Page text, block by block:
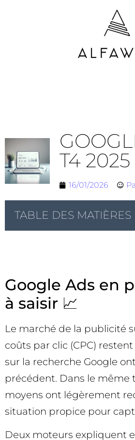
T4 2025
16/01/2026
TABLE DES MATIÈRES
Google Ads en
à saisir 📈
Le marché de la publicité
coûts par clic (CPC)
sur la recherche Google
précédent. Dans le même
moyens ont légèrement
situation propice pour
Deux moteurs expliquent